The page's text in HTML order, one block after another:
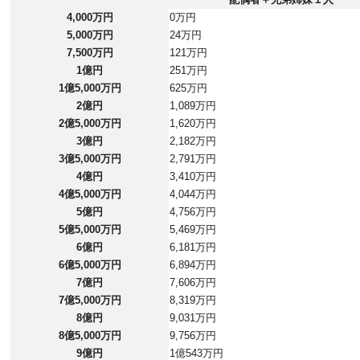
4,000万円
0万円
5,000万円
24万円
7,500万円
121万円
1億円
251万円
1億5,000万円
625万円
2億円
1,089万円
2億5,000万円
1,620万円
3億円
2,182万円
3億5,000万円
2,791万円
4億円
3,410万円
4億5,000万円
4,044万円
5億円
4,756万円
5億5,000万円
5,469万円
6億円
6,181万円
6億5,000万円
6,894万円
7億円
7,606万円
7億5,000万円
8,319万円
8億円
9,031万円
8億5,000万円
9,756万円
9億円
1億543万円